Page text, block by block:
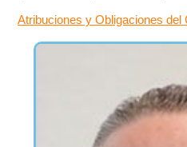
Atribuciones y Obligaciones